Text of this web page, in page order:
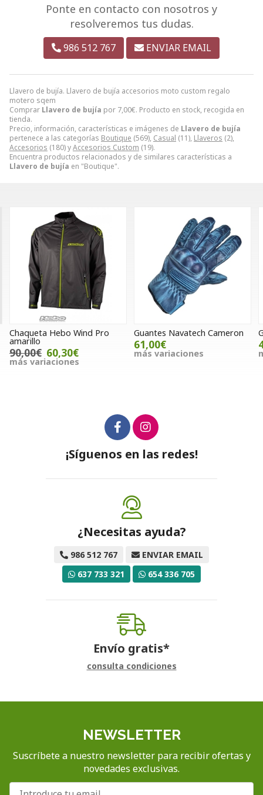
Llavero de bujía. Llavero de bujía accesorios moto custom regalo
motero sqem
Comprar Llavero de bujía por 7,00€. Producto en stock, recogida en
tienda.
Precio, información, características e imágenes de Llavero de bujía
pertenece a las categorías Boutique (569), Casual (11), Llaveros (2),
Accesorios (180) yAccesorios Custom (19).
Encuentra productos relacionados y de similares características a
Llavero de bujía en "Boutique".
Ponte en contacto con nosotros y
resolveremos tus dudas.
986 512 767 ENVIAR EMAIL
Chaqueta Hebo Wind Pro
amarillo
90,00€ 60,30€
más variaciones
Guantes Navatech Cameron
61,00€
más variaciones
¡Síguenos en las redes!
¿Necesitas ayuda?
986 512 767
ENVIAR EMAIL
637 733 321
654 336 705
Envío gratis*
consulta condiciones
NEWSLETTER
Suscríbete a nuestro newsletter para recibir ofertas y
novedades exclusivas.